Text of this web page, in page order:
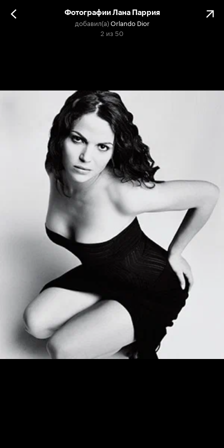
Фотографии Лана Паррия
добавил(а)Orlando Dior
2 из 50